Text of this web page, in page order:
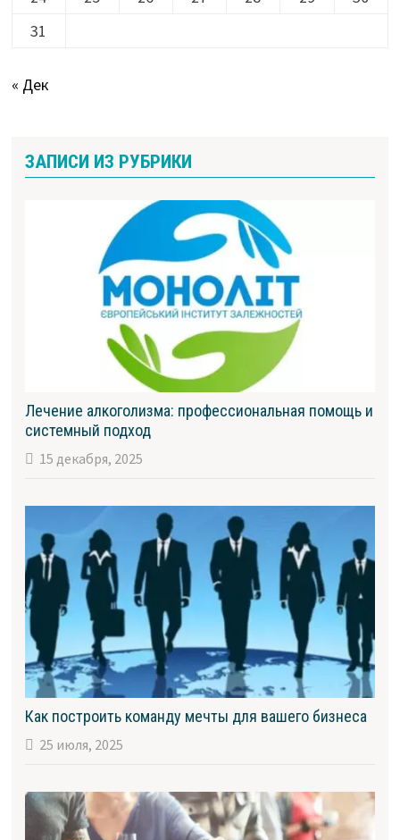
31
« Дек
ЗАПИСИ ИЗ РУБРИКИ
Лечение алкоголизма: профессиональная помощь и
системный подход
15 декабря, 2025
Как построить команду мечты для вашего бизнеса
25 июля, 2025